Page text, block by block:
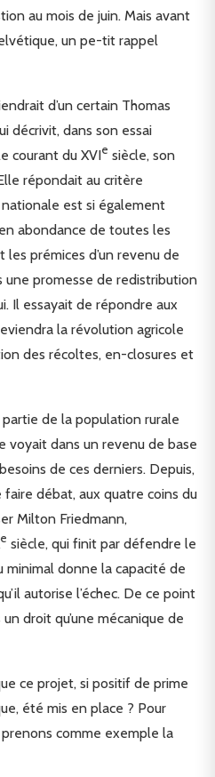
au mois de juin. Mais avant
un pe-tit rappel
d’un certain Thomas
décrivit, dans son essai
courant du XVIe siècle, son
répondait au critère
est si également
abondance de toutes les
prémices d’un revenu de
une promesse de redistribution
Il essayait de répondre aux
la révolution agricole
des récoltes, en-closures et
de la population rurale
voyait dans un revenu de base
de ces derniers. Depuis,
faire débat, aux quatre coins du
Milton Friedmann,
e siècle, qui finit par défendre le
minimal donne la capacité de
autorise l’échec. De ce point
droit qu’une mécanique de
ce projet, si positif de prime
été mis en place ? Pour
comme exemple la